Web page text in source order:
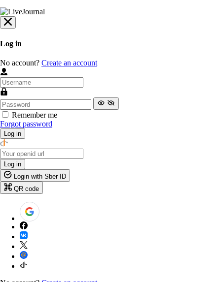
Log in
No account? Create an account
Remember me
Forgot password
Log in
Log in
Login with Sber ID
QR code